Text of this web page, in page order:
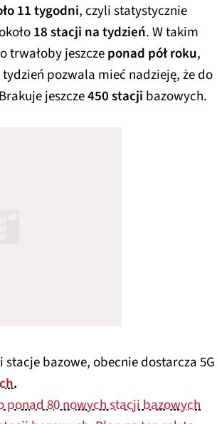
11 tygodni, czyli statystycznie
18 stacji na tydzień. W takim
trwałoby jeszczeponad pół roku,
pozwala mieć nadzieję, że do
jeszcze450 stacji bazowych.
bazowe, obecnie dostarcza 5G
.
ponad 80 nowych stacji bazowych